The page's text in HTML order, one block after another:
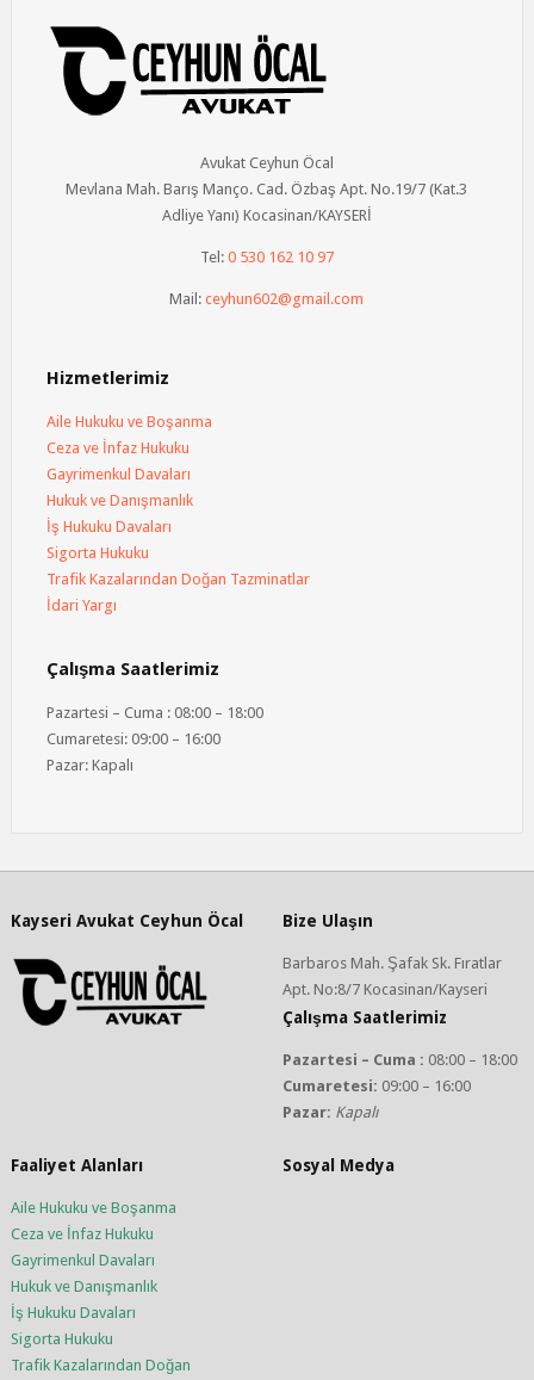
Avukat Ceyhun Öcal
Mevlana Mah. Barış Manço. Cad. Özbaş Apt. No.19/7 (Kat.3
Adliye Yanı) Kocasinan/KAYSERİ
Tel: 0 530 162 10 97
Mail:ceyhun602@gmail.com
Hizmetlerimiz
Aile Hukuku ve Boşanma
Ceza ve İnfaz Hukuku
Gayrimenkul Davaları
Hukuk ve Danışmanlık
İş Hukuku Davaları
Sigorta Hukuku
Trafik Kazalarından Doğan Tazminatlar
İdari Yargı
Çalışma Saatlerimiz
Pazartesi – Cuma : 08:00 – 18:00
Cumaretesi: 09:00 – 16:00
Pazar: Kapalı
Kayseri Avukat Ceyhun Öcal Bize Ulaşın
Barbaros Mah. Şafak Sk. Fıratlar
Apt. No:8/7 Kocasinan/Kayseri
Çalışma Saatlerimiz
Pazartesi – Cuma : 08:00 – 18:00
Cumaretesi: 09:00 – 16:00
Pazar: Kapalı
Faaliyet Alanları
Aile Hukuku ve Boşanma
Ceza ve İnfaz Hukuku
Gayrimenkul Davaları
Hukuk ve Danışmanlık
İş Hukuku Davaları
Sigorta Hukuku
Trafik Kazalarından Doğan
Sosyal Medya